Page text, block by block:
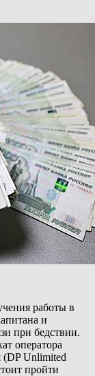
работы в
и
при бедствии.
оператора
(DP Unlimited
пройти